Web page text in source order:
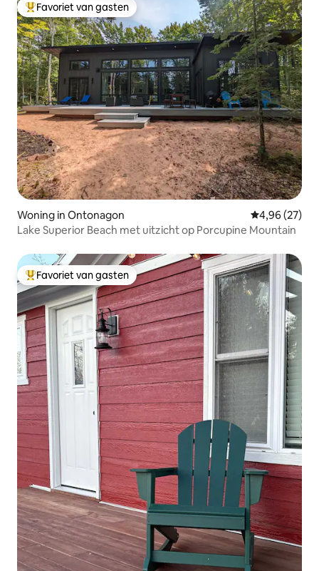
Topfavoriet van gasten
Favoriet van gasten
Woning in Ontonagon Gemiddelde
4,96 (27)
Lake Superior Beach met uitzicht op Porcupine Mountain
Topfavoriet van gasten
Favoriet van gasten